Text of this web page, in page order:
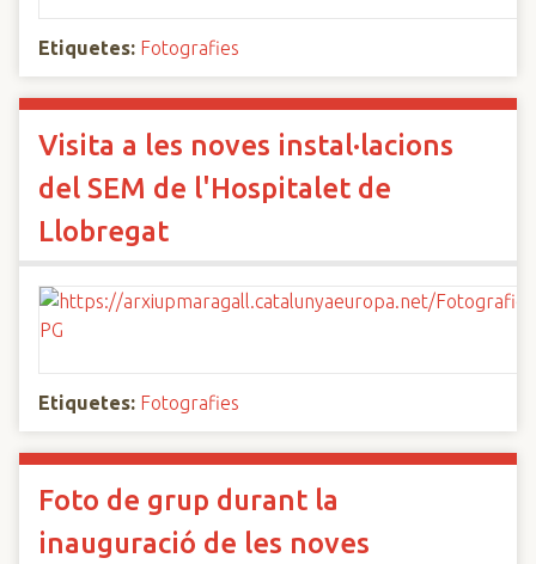
Etiquetes: Fotografies
Visita a les noves instal·lacions
del SEM de l'Hospitalet de
Llobregat
Etiquetes: Fotografies
Foto de grup durant la
inauguració de les noves